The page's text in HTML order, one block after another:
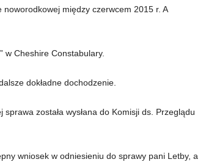
między czerwcem 2015 r. A
w Cheshire Constabulary.
dokładne dochodzenie.
została wysłana do Komisji ds. Przeglądu
wniosek w odniesieniu do sprawy pani Letby, a